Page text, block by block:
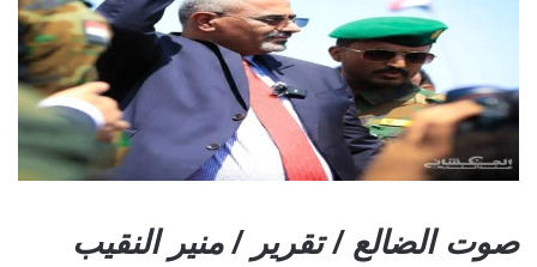
صوت الضالع / تقرير / منير النقيب